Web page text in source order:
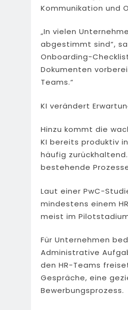
Kommunikation und
„In vielen
abgestimmt sind“,
Onboarding-
Dokumenten
Teams.“
KI verändert
Hinzu kommt die
KI bereits produktiv
häufig
bestehende
Laut einer PwC-
mindestens einem
meist im
Für Unternehmen
Administrative
den HR-Teams
Gespräche, eine
Bewerbungsprozess.